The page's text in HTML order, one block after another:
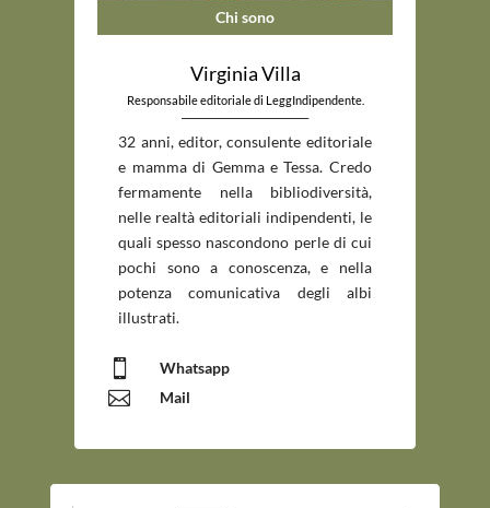
Chi sono
Virginia Villa
Responsabile editoriale di LeggIndipendente.
_____________________________
32 anni, editor, consulente editoriale
e mamma di Gemma e Tessa. Credo
fermamente nella bibliodiversità,
nelle realtà editoriali indipendenti, le
quali spesso nascondono perle di cui
pochi sono a conoscenza, e nella
potenza comunicativa degli albi
illustrati.
 Whatsapp
 Mail